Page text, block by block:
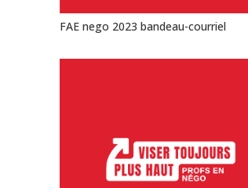
FAE nego 2023 bandeau-courriel